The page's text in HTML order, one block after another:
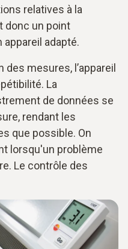
relatives à la
donc un point
adapté.
mesures, l’appareil
La
de données se
rendant les
que possible. On
lorsqu'un problème
Le contrôle des